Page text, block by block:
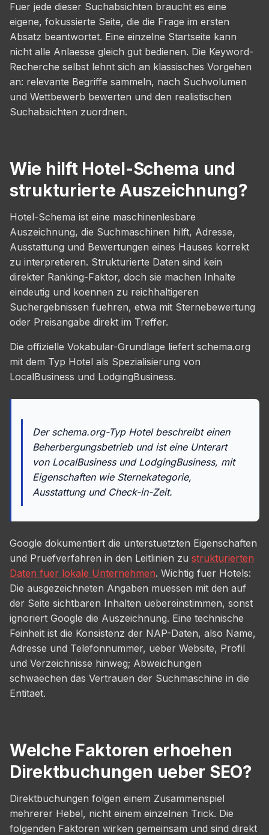
Fuer jede dieser Suchabsichten braucht es eine
eigene, fokussierte Seite, die die Frage im ersten
Absatz beantwortet. Eine einzelne Startseite kann
nicht alle Anlaesse gleich gut bedienen. Die Keyword-
Recherche selbst lehnt sich an klassisches Vorgehen
an: relevante Begriffe sammeln, nach Suchvolumen
und Wettbewerb bewerten und den realistischen
Suchabsichten zuordnen.
Wie hilft Hotel-Schema und
strukturierte Auszeichnung?
Hotel-Schema ist eine maschinenlesbare
Auszeichnung, die Suchmaschinen hilft, Adresse,
Ausstattung und Bewertungen eines Hauses korrekt
zu interpretieren. Strukturierte Daten sind kein
direkter Ranking-Faktor, doch sie machen Inhalte
eindeutig und koennen zu reichhaltigeren
Suchergebnissen fuehren, etwa mit Sternebewertung
oder Preisangabe direkt im Treffer.
Die offizielle Vokabular-Grundlage liefert schema.org
mit dem Typ Hotel als Spezialisierung von
LocalBusiness und LodgingBusiness.
Der schema.org-Typ Hotel beschreibt einen
Beherbergungsbetrieb und ist eine Unterart
von LocalBusiness und LodgingBusiness, mit
Eigenschaften wie Sternekategorie,
Ausstattung und Check-in-Zeit.
Google dokumentiert die unterstuetzten Eigenschaften
und Pruefverfahren in den Leitlinien zu strukturierten
Daten fuer lokale Unternehmen. Wichtig fuer Hotels:
Die ausgezeichneten Angaben muessen mit den auf
der Seite sichtbaren Inhalten uebereinstimmen, sonst
ignoriert Google die Auszeichnung. Eine technische
Feinheit ist die Konsistenz der NAP-Daten, also Name,
Adresse und Telefonnummer, ueber Website, Profil
und Verzeichnisse hinweg; Abweichungen
schwaechen das Vertrauen der Suchmaschine in die
Entitaet.
Welche Faktoren erhoehen
Direktbuchungen ueber SEO?
Direktbuchungen folgen einem Zusammenspiel
mehrerer Hebel, nicht einem einzelnen Trick. Die
folgenden Faktoren wirken gemeinsam und sind direkt